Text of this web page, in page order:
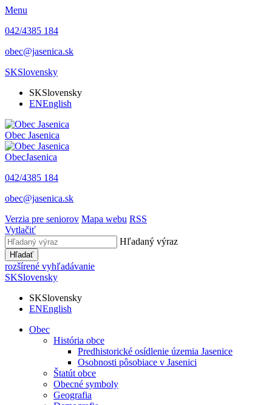
Menu
042/4385 184
obec@jasenica.sk
SKSlovensky
SKSlovensky
ENEnglish
Obec Jasenica
ObecJasenica
042/4385 184
obec@jasenica.sk
Verzia pre seniorov Mapa webu RSS
Vytlačiť
Hľadaný výraz
Hľadať
rozšírené vyhľadávanie
SKSlovensky
SKSlovensky
ENEnglish
Obec
História obce
Predhistorické osídlenie územia Jasenice
Osobnosti pôsobiace v Jasenici
Štatút obce
Obecné symboly
Geografia